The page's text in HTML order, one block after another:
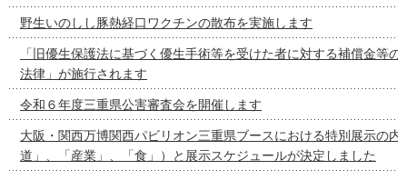
野生いのしし豚熱経口ワクチンの散布を実施します
「旧優生保護法に基づく優生手術等を受けた者に対する補償金等
法律」が施行されます
令和６年度三重県公害審査会を開催します
大阪・関西万博関西パビリオン三重県ブースにおける特別展示の内
道」、「産業」、「食」）と展示スケジュールが決定しました